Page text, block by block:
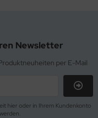
Newsletter
per E-Mail
hier oder in Ihrem Kundenkonto